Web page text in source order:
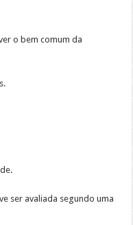
o bem comum da
ser avaliada segundo uma